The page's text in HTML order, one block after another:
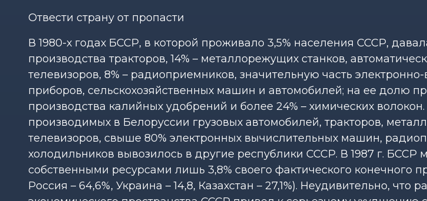
Отвести страну от пропасти
В 1980-х годах БССР, в которой проживало 3,5% населения СССР,
производства тракторов, 14% – металлорежущих станков,
телевизоров, 8% – радиоприемников, значительную часть
приборов, сельскохозяйственных машин и автомобилей; на ее долю
производства калийных удобрений и более 24% – химических
производимых в Белоруссии грузовых автомобилей, тракторов,
телевизоров, свыше 80% электронных вычислительных машин,
холодильников выво­зилось в другие республики СССР. В 1987 г. БССР
собственными ресурсами лишь 3,8% своего фактического конечного
Россия – 64,6%, Украина – 14,8, Казахстан – 27,1%). Неудивительно, что